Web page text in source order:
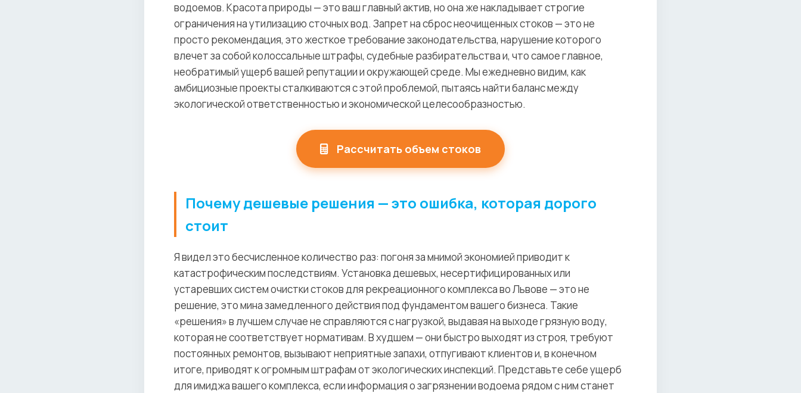
водоемов. Красота природы — это ваш главный актив, но она же накладывает строгие
ограничения на утилизацию сточных вод. Запрет на сброс неочищенных стоков — это не
просто рекомендация, это жесткое требование законодательства, нарушение которого
влечет за собой колоссальные штрафы, судебные разбирательства и, что самое главное,
необратимый ущерб вашей репутации и окружающей среде. Мы ежедневно видим, как
амбициозные проекты сталкиваются с этой проблемой, пытаясь найти баланс между
экологической ответственностью и экономической целесообразностью.
Рассчитать объем стоков
Почему дешевые решения — это ошибка, которая дорого
стоит
Я видел это бесчисленное количество раз: погоня за мнимой экономией приводит к
катастрофическим последствиям. Установка дешевых, несертифицированных или
устаревших систем очистки стоков для рекреационного комплекса во Львове — это не
решение, это мина замедленного действия под фундаментом вашего бизнеса. Такие
«решения» в лучшем случае не справляются с нагрузкой, выдавая на выходе грязную воду,
которая не соответствует нормативам. В худшем — они быстро выходят из строя, требуют
постоянных ремонтов, вызывают неприятные запахи, отпугивают клиентов и, в конечном
итоге, приводят к огромным штрафам от экологических инспекций. Представьте себе ущерб
для имиджа вашего комплекса, если информация о загрязнении водоема рядом с ним станет